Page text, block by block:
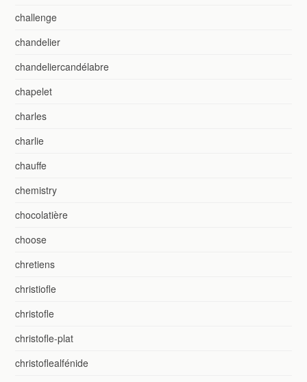
challenge
chandelier
chandeliercandélabre
chapelet
charles
charlie
chauffe
chemistry
chocolatière
choose
chretiens
christiofle
christofle
christofle-plat
christoflealfénide